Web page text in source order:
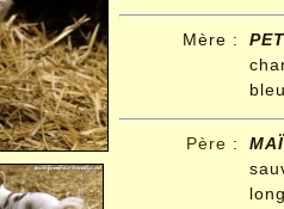
Mère :
Père :